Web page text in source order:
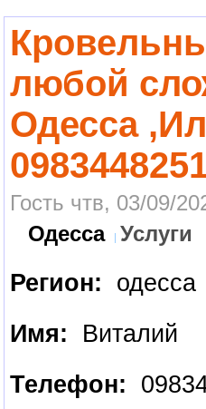
любой
Одесса
Гость чтв, 03/09/
Одесса
Услуги
Регион:
одесса
Имя:
Виталий
Телефон: